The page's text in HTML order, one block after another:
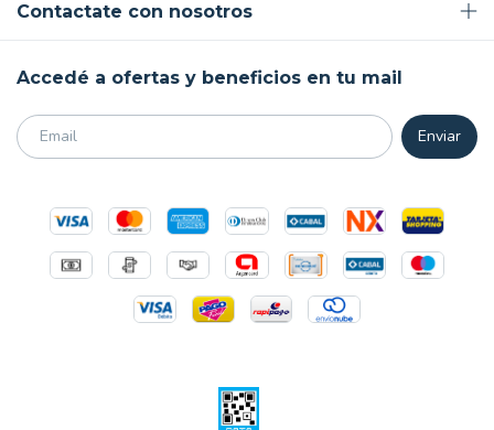
Contactate con nosotros
Accedé a ofertas y beneficios en tu mail